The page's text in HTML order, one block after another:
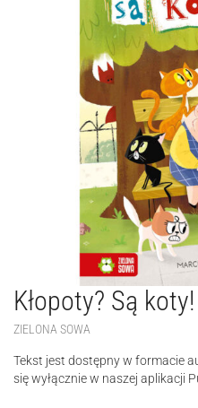
Kłopoty? Są
ZIELONA SOWA
Tekst jest dostępny w formacie
się wyłącznie w naszej aplikacji